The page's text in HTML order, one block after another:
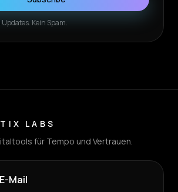
Kein Spam.
LABS
für Tempo und Vertrauen.
Mail